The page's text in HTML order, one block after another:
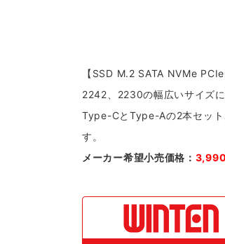
【SSD M.2 SATA NVMe
2242、2230の幅広いサイズ
Type-CとType-Aの2本セット
す。
メーカー希望小売価格：